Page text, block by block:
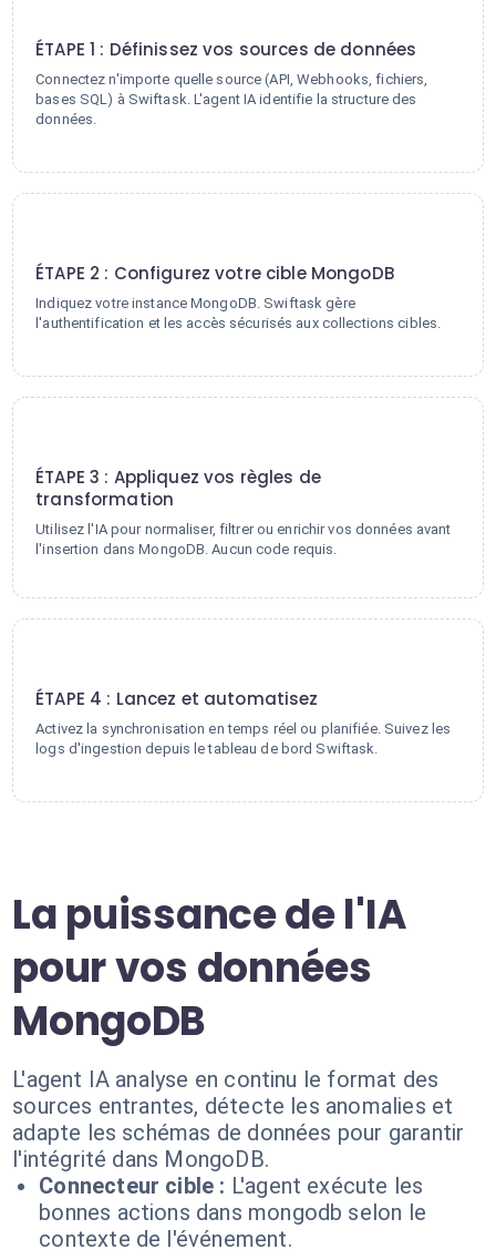
ÉTAPE 1 : Définissez vos sources de données
Connectez n'importe quelle source (API, Webhooks, fichiers,
bases SQL) à Swiftask. L'agent IA identifie la structure des
données.
ÉTAPE 2 : Configurez votre cible MongoDB
Indiquez votre instance MongoDB. Swiftask gère
l'authentification et les accès sécurisés aux collections cibles.
ÉTAPE 3 : Appliquez vos règles de
transformation
Utilisez l'IA pour normaliser, filtrer ou enrichir vos données avant
l'insertion dans MongoDB. Aucun code requis.
ÉTAPE 4 : Lancez et automatisez
Activez la synchronisation en temps réel ou planifiée. Suivez les
logs d'ingestion depuis le tableau de bord Swiftask.
La puissance de l'IA
pour vos données
MongoDB
L'agent IA analyse en continu le format des
sources entrantes, détecte les anomalies et
adapte les schémas de données pour garantir
l'intégrité dans MongoDB.
Connecteur cible : L'agent exécute les
bonnes actions dans mongodb selon le
contexte de l'événement.